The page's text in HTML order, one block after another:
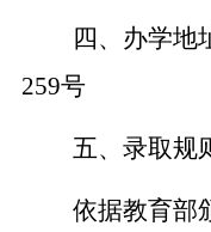
四、办学地
259号
五、录取规
依据教育部